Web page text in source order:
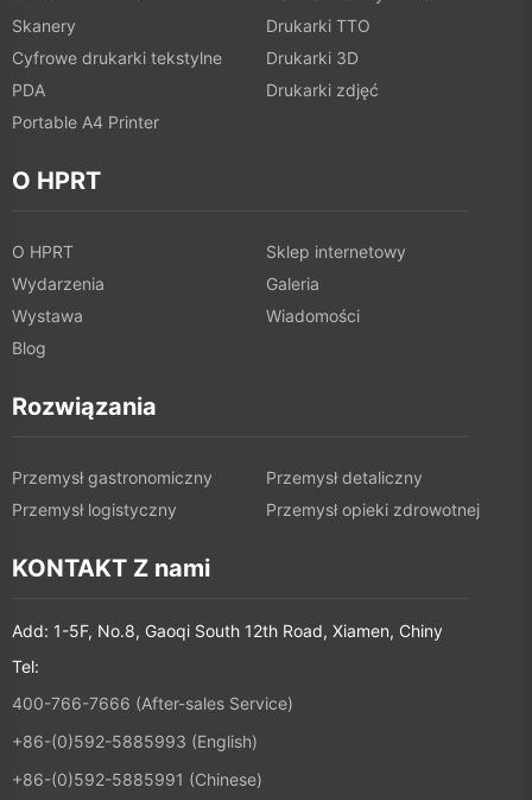
Skanery
Drukarki TTO
Cyfrowe drukarki tekstylne
Drukarki 3D
PDA
Drukarki zdjęć
Portable A4 Printer
O HPRT
O HPRT
Sklep internetowy
Wydarzenia
Galeria
Wystawa
Wiadomości
Blog
Rozwiązania
Przemysł gastronomiczny
Przemysł detaliczny
Przemysł logistyczny
Przemysł opieki zdrowotnej
KONTAKT Z nami
Add: 1-5F, No.8, Gaoqi South 12th Road, Xiamen, Chiny
Tel:
400-766-7666 (After-sales Service)
+86-(0)592-5885993 (English)
+86-(0)592-5885991 (Chinese)